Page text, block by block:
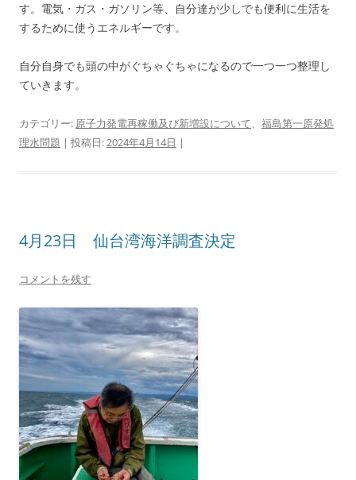
す。電気・ガス・ガソリン等、自分達が少しでも便利に生活を
するために使うエネルギーです。
自分自身でも頭の中がぐちゃぐちゃになるので一つ一つ整理し
ていきます。
カテゴリー: 原子力発電再稼働及び新増設について、 福島第一原発処
理水問題 | 投稿日:2024年4月14日 |
4月23日 仙台湾海洋調査決定
コメントを残す